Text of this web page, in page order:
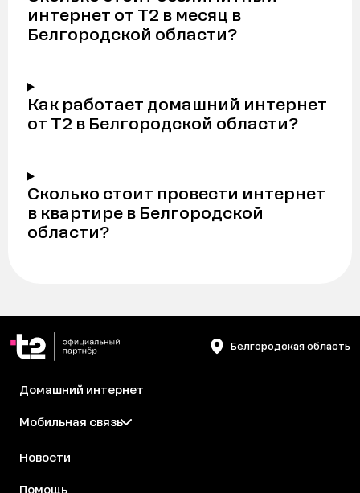
интернет от Т2 в месяц в
Белгородской области?
Как работает домашний интернет
от Т2 в Белгородской области?
Сколько стоит провести интернет
в квартире в Белгородской
области?
Белгородская область
Домашний интернет
Мобильная связь
Новости
Помощь